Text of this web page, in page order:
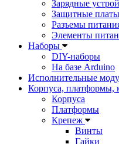
Зарядные
Защитные
Разъемы
Элементы
Наборы
DIY-наборы
На базе Arduino
Исполнительные
Корпуса, платформы,
Корпуса
Платформы
Крепеж
Винты
Гайки